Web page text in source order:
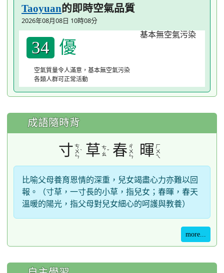
Taoyuan的即時空氣品質
2026年08月08日 10時08分
34 優
空氣質量令人滿意，基本無空氣污染
各類人群可正常活動
成語隨時背
寸 ㄘ
ㄨ
ㄣ
ˋ 草 ㄘ
ㄠˇ 春 ㄔ
ㄨ
ㄣ
暉 ㄏ
ㄨ
ㄟ
比喻父母養育恩情的深重，兒女竭盡心力亦難以回
報。（寸草，一寸長的小草，指兒女；春暉，春天
溫暖的陽光，指父母對兒女細心的呵護與教養）
more...